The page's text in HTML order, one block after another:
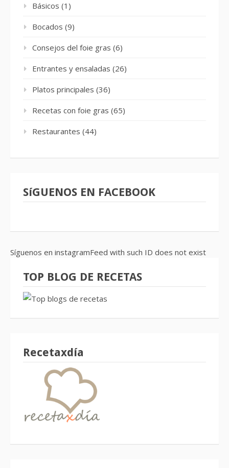
Básicos (1)
Bocados (9)
Consejos del foie gras (6)
Entrantes y ensaladas (26)
Platos principales (36)
Recetas con foie gras (65)
Restaurantes (44)
SíGUENOS EN FACEBOOK
Síguenos en instagramFeed with such ID does not exist
TOP BLOG DE RECETAS
Recetaxdía